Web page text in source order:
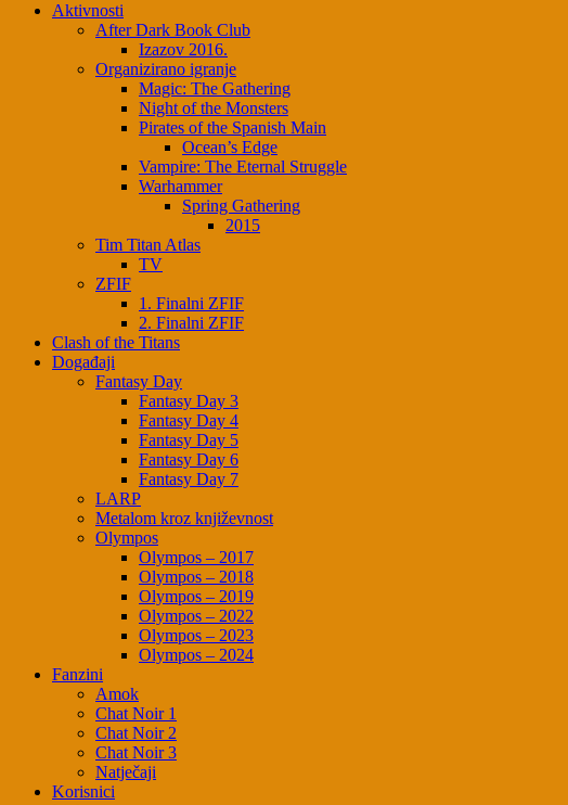
Aktivnosti
After Dark Book Club
Izazov 2016.
Organizirano igranje
Magic: The Gathering
Night of the Monsters
Pirates of the Spanish Main
Ocean’s Edge
Vampire: The Eternal Struggle
Warhammer
Spring Gathering
2015
Tim Titan Atlas
TV
ZFIF
1. Finalni ZFIF
2. Finalni ZFIF
Clash of the Titans
Događaji
Fantasy Day
Fantasy Day 3
Fantasy Day 4
Fantasy Day 5
Fantasy Day 6
Fantasy Day 7
LARP
Metalom kroz književnost
Olympos
Olympos – 2017
Olympos – 2018
Olympos – 2019
Olympos – 2022
Olympos – 2023
Olympos – 2024
Fanzini
Amok
Chat Noir 1
Chat Noir 2
Chat Noir 3
Natječaji
Korisnici